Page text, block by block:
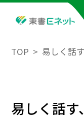
TOP 易しく話
易しく話す